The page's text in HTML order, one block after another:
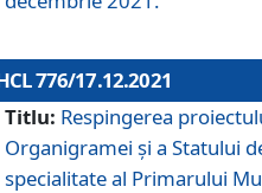
776/17.12.2021
Titlu: Respingerea
Organigramei şi a Statului
specialitate al Primarului